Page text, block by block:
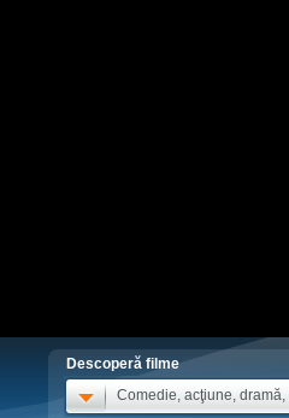
Descoperă filme
Comedie, acţiune, dramă,